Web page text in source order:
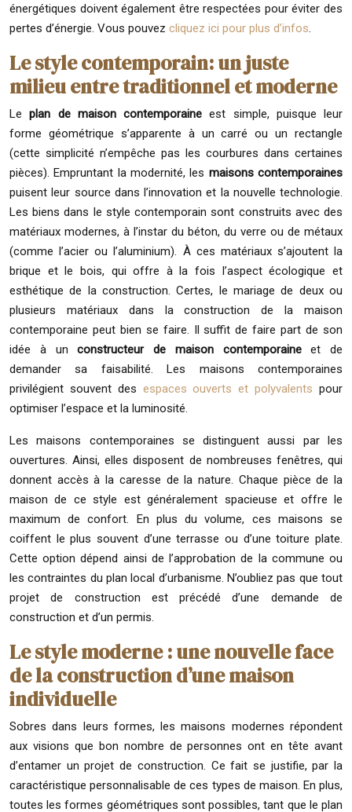
énergétiques doivent également être respectées pour éviter des
pertes d’énergie. Vous pouvez cliquez ici pour plus d’infos.
Le style contemporain: un juste
milieu entre traditionnel et moderne
Leplan de maison contemporaine est simple, puisque leur
forme géométrique s’apparente à un carré ou un rectangle
(cette simplicité n’empêche pas les courbures dans certaines
pièces). Empruntant la modernité, les maisons contemporaines
puisent leur source dans l’innovation et la nouvelle technologie.
Les biens dans le style contemporain sont construits avec des
matériaux modernes, à l’instar du béton, du verre ou de métaux
(comme l’acier ou l’aluminium). À ces matériaux s’ajoutent la
brique et le bois, qui offre à la fois l’aspect écologique et
esthétique de la construction. Certes, le mariage de deux ou
plusieurs matériaux dans la construction de la maison
contemporaine peut bien se faire. Il suffit de faire part de son
idée à unconstructeur de maison contemporaineet de
demander sa faisabilité. Les maisons contemporaines
privilégient souvent des espaces ouverts et polyvalents pour
optimiser l’espace et la luminosité.
Les maisons contemporaines se distinguent aussi par les
ouvertures. Ainsi, elles disposent de nombreuses fenêtres, qui
donnent accès à la caresse de la nature. Chaque pièce de la
maison de ce style est généralement spacieuse et offre le
maximum de confort. En plus du volume, ces maisons se
coiffent le plus souvent d’une terrasse ou d’une toiture plate.
Cette option dépend ainsi de l’approbation de la commune ou
les contraintes du plan local d’urbanisme. N’oubliez pas que tout
projet de construction est précédé d’une demande de
construction et d’un permis.
Le style moderne : une nouvelle face
de la construction d’une maison
individuelle
Sobres dans leurs formes, les maisons modernes répondent
aux visions que bon nombre de personnes ont en tête avant
d’entamer un projet de construction. Ce fait se justifie, par la
caractéristique personnalisable de ces types de maison. En plus,
toutes les formes géométriques sont possibles, tant que le plan